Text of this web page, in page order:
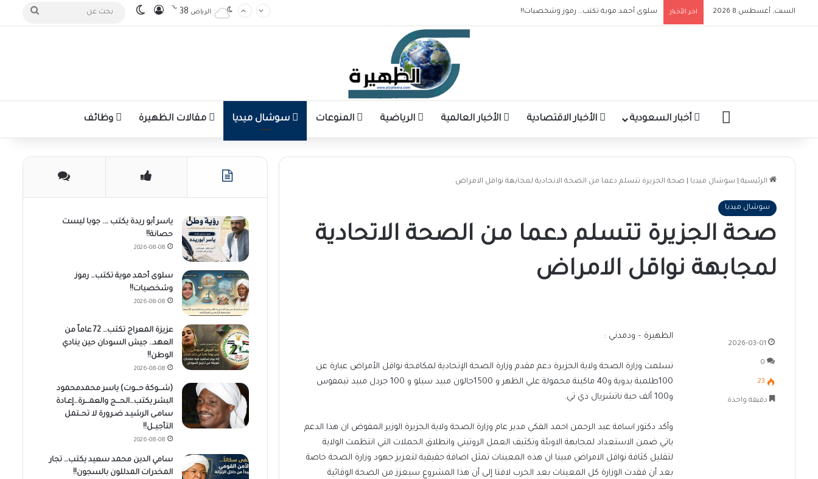
السبت, أغسطس 8 2026 اخر الأخبار سلوى أحمد موية تكتب… رموز وشخصيات!! الرياض 38
℃ تسجيل الدخول
الوضع المظلم بحث
الرئيسيةأخبار السعودية الأخبار الاقتصادية الأخبار العالمية الرياضية المنوعات سوشال ميديا مقالات الظهيرة وظائف
الرئيسية سوشال ميديا صحة الجزيرة تتسلم دعما من الصحة الاتحادية لمجابهة نواقل الامراض
سوشال ميديا
صحة الجزيرة تتسلم دعما من الصحة الاتحادية
لمجابهة نواقل الامراض
الظهيرة – ودمدني :
تسلمت وزارة الصحة ولاية الجزيرة دعم مقدم وزارة الصحة الإتحادية لمكافحة نواقل الأمراض عبارة عن
100طلمبة يدوية و40 ماكينة محمولة علي الظهر و 1500جالون مبيد سيلو و 100 جردل مبيد تيمفوس
و100 ألف حبة ناتشريال دي تي.
وأكد دكتور اسامة عبد الرحمن احمد الفكي مدير عام وزارة الصحة ولاية الجزيرة الوزير المفوض ان هذا الدعم
ياتي ضمن الاستعداد لمجابهة الاوبئة وتكثيف العمل الروتيني وانطلاق الحملات التي انتظمت الولاية
لتقليل كثافة نواقل الامراض مبينا ان هذه المعينات تمثل اضافة حقيقية لتعزيز جهود وزارة الصحة خاصة
بعد أن فقدت الوزارة كل المعينات بعد الحرب لافتا إلى أن هذا المشروع سيعزز من الصحة الوقائية
2026-03-01
0
23
دقيقة واحدة
ياسر أبو ريدة يكتب …. جوبا ليست
حصانة!!
2026-08-08
سلوى أحمد موية تكتب… رموز
وشخصيات!!
2026-08-08
عزيزة المعراج تكتب… 72 عاماً من
العهد.. جيش السودان حين ينادي
الوطن!!
2026-08-08
(شـــوكة حـــوت) ياسر محمدمحمود
البشر يكتب…الحـــج والعمـــرة…إعـادة
سامـى الرشيـد ضـرورة لا تحــتمل
التأجيــل!!
2026-08-08
سامي الدين محمد سعيد يكتب… تجار
المخدرات المدللون بالسجون!!